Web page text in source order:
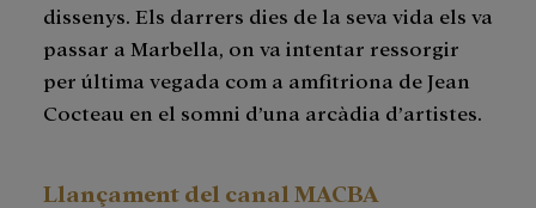
dissenys. Els darrers dies de la seva vida els va
passar a Marbella, on va intentar ressorgir
per última vegada com a amfitriona de Jean
Cocteau en el somni d’una arcàdia d’artistes.
Llançament del canal MACBA